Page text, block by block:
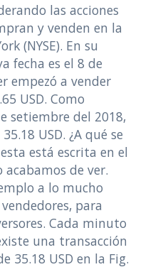
las acciones
y venden en la
(NYSE). En su
fecha es el 8 de
empezó a vender
USD. Como
setiembre del 2018,
USD. ¿A qué se
está escrita en el
de ver.
a lo mucho
para
Cada minuto
una transacción
35.18 USD en la Fig.